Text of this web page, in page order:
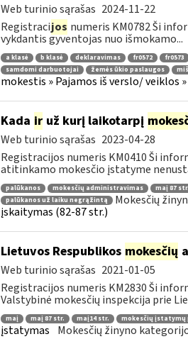
Web turinio sąrašas 2024-11-22
Registracijos numeris KM0782 Ši
vykdantis gyventojas nuo išmokamo...
a klasė b klasė deklaravimas fr0572 fr0573
samdomi darbuotojai
žemės ūkio paslaugos
mokestis » Pajamos iš verslo/ veiklos
Kada iruž kurį laikotarpį
Web turinio sąrašas 2023-04-28
Registracijos numeris KM0410 Ši
atitinkamo mokesčio įstatyme
palūkanos mokesčių administravimas maį 87 str.
palūkanos už laiku negrąžintą
Mokesčių
įskaitymas (82-87 str.)
Lietuvos Respublikos mokesčių
Web turinio sąrašas 2021-01-05
Registracijos numeris KM2830 Ši
Valstybinė mokesčių inspekcija prie
maį maį 87 str. maį14 str. mokesčių įstatymų
įstatymas Mokesčių žinyno